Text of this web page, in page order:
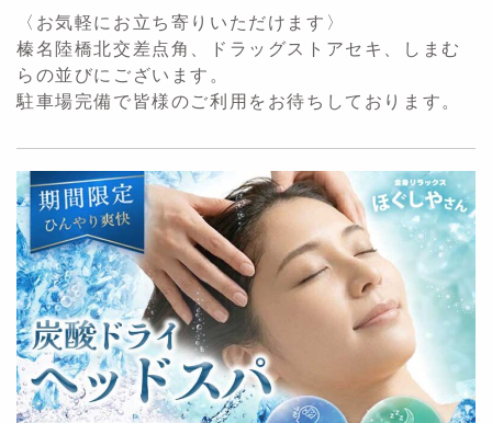
〈お気軽にお立ち寄りいただけます〉
榛名陸橋北交差点角、ドラッグストアセキ、しまむ
らの並びにございます。
駐車場完備で皆様のご利用をお待ちしております。